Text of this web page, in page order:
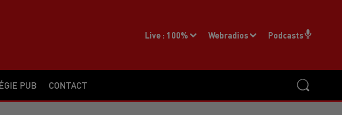
PUB CONTACT
Live : 100% Webradios Podcasts